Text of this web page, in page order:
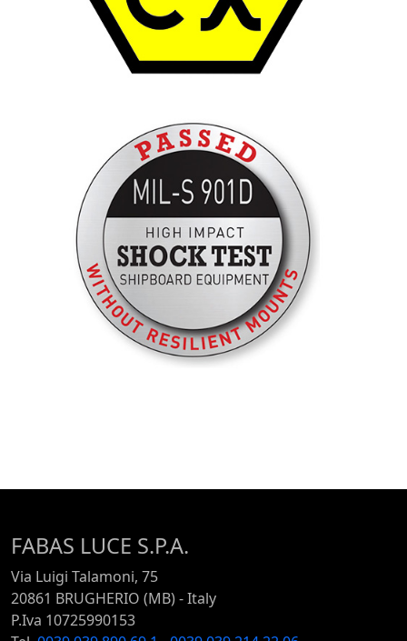
FABAS LUCE S.P.A.
Via Luigi Talamoni, 75
20861 BRUGHERIO (MB) - Italy
P.Iva 10725990153